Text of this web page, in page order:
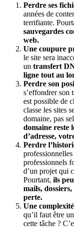
Perdre ses
années de
terrifiante.
sauvegardes
web.
Une coupure
le site sera
un transfert
ligne tout au
Perdre son
s’effondrer son
est possible de
classe les sites
domaine, pas
domaine reste
d’adresse,
Perdre
professionnels
d’un projet qui
Pourtant, ils
mails,
perte.
Une
qu’il faut être
cette tâche ?